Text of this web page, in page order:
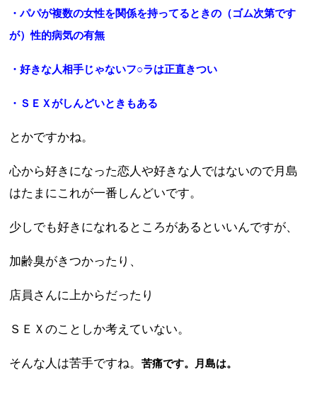
・パパが複数の女性を関係を持ってるときの（ゴム次第です
が）性的病気の有無
・好きな人相手じゃないフ○ラは正直きつい
・ＳＥＸがしんどいときもある
とかですかね。
心から好きになった恋人や好きな人ではないので月島
はたまにこれが一番しんどいです。
少しでも好きになれるところがあるといいんですが、
加齢臭がきつかったり、
店員さんに上からだったり
ＳＥＸのことしか考えていない。
そんな人は苦手ですね。苦痛です。月島は。